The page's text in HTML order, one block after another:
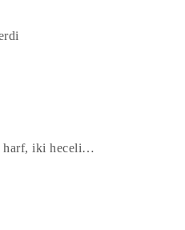
harf, iki heceli…